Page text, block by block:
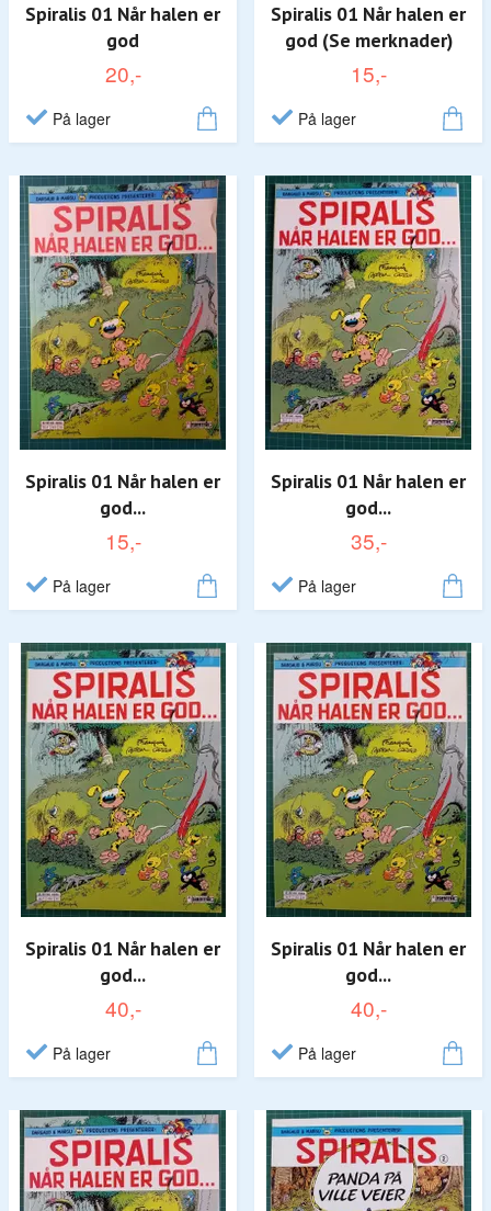
Spiralis 01 Når halen er
god
20,-
På lager
Spiralis 01 Når halen er
god (Se merknader)
15,-
På lager
Spiralis 01 Når halen er
god...
15,-
På lager
Spiralis 01 Når halen er
god...
35,-
På lager
Spiralis 01 Når halen er
god...
40,-
På lager
Spiralis 01 Når halen er
god...
40,-
På lager